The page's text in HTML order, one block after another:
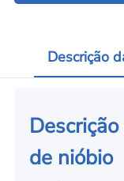
Descrição
de nióbio